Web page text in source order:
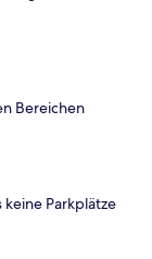
Bereichen
Parkplätze